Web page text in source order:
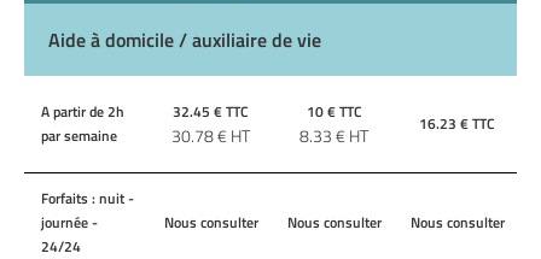
Aide à domicile / auxiliaire de vie
A partir de 2h
par semaine
32.45 € TTC
30.78€ HT
10€ TTC
8.33€ HT 16.23 € TTC
Forfaits : nuit -
journée -
24/24
Nous consulter Nous consulter Nous consulter